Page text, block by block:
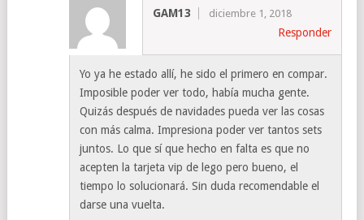
GAM13 diciembre 1, 2018
Responder
Yo ya he estado allí, he sido el primero en compar.
Imposible poder ver todo, había mucha gente.
Quizás después de navidades pueda ver las cosas
con más calma. Impresiona poder ver tantos sets
juntos. Lo que sí que hecho en falta es que no
acepten la tarjeta vip de lego pero bueno, el
tiempo lo solucionará. Sin duda recomendable el
darse una vuelta.